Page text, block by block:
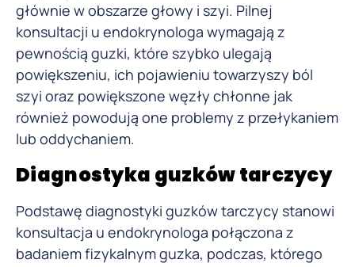
głównie w obszarze głowy i szyi. Pilnej
konsultacji u endokrynologa wymagają z
pewnością guzki, które szybko ulegają
powiększeniu, ich pojawieniu towarzyszy ból
szyi oraz powiększone węzły chłonne jak
również powodują one problemy z przełykaniem
lub oddychaniem.
Diagnostyka guzków tarczycy
Podstawę diagnostyki guzków tarczycy stanowi
konsultacja u endokrynologa połączona z
badaniem fizykalnym guzka, podczas, którego